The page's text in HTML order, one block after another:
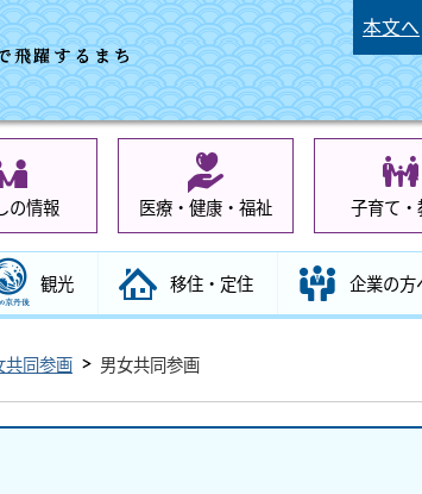
本文へ
の情報 医療・健康・福祉 子育て
観光 移住・定住 企業の方
共同参画 男女共同参画